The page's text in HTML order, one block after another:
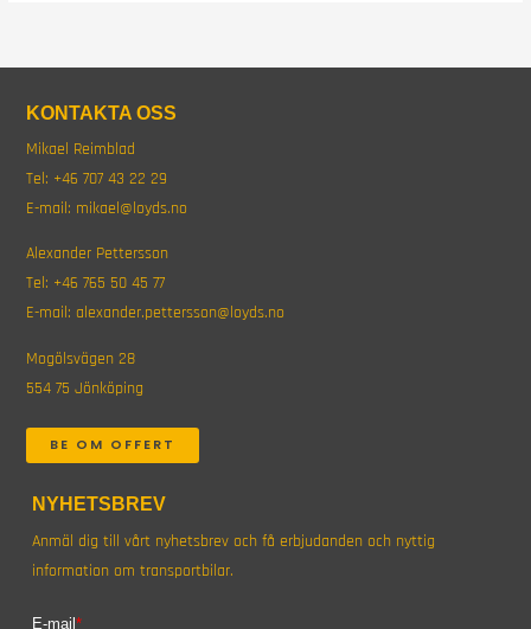
KONTAKTA OSS
Mikael Reimblad
Tel: +46 707 43 22 29
E-mail: mikael@loyds.no
Alexander Pettersson
Tel: +46 765 50 45 77
E-mail: alexander.pettersson@loyds.no
Mogölsvägen 28
554 75 Jönköping
BE OM OFFERT
NYHETSBREV
Anmäl dig till vårt nyhetsbrev och få erbjudanden och nyttig
information om transportbilar.